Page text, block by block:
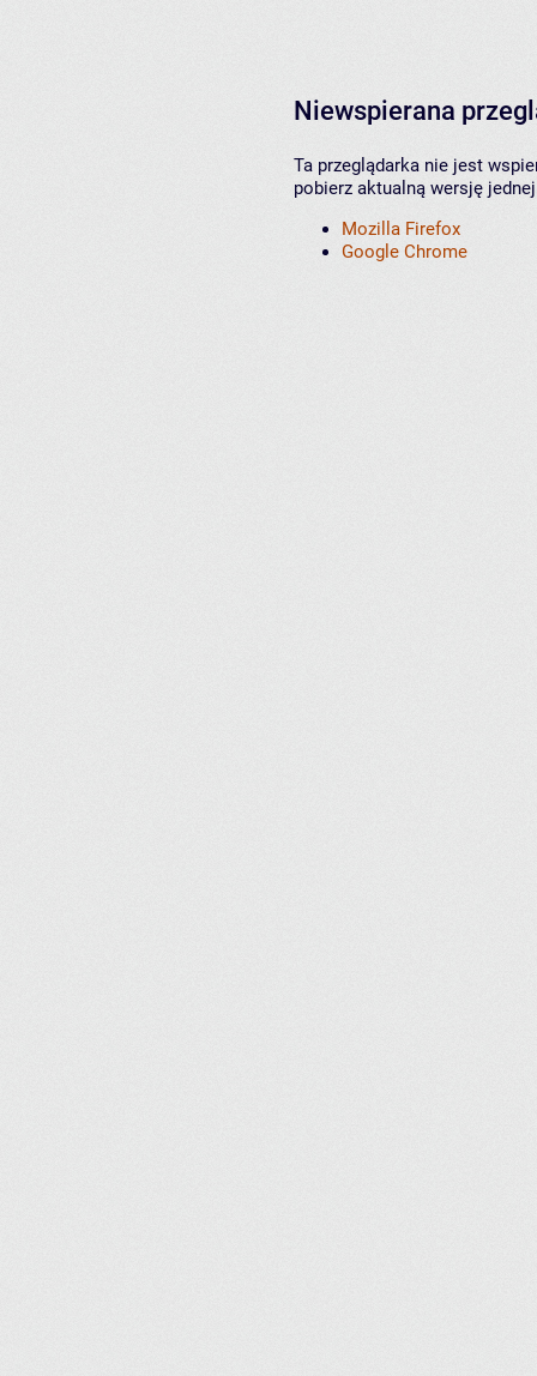
Niewspierana
Ta przeglądarka nie jest
pobierz aktualną wersję
Mozilla Firefox
Google Chrome